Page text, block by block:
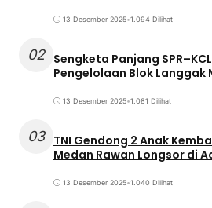
13 Desember 2025•1.094 Dilihat
02 Sengketa Panjang
Pengelolaan Blok Langgak
13 Desember 2025•1.081 Dilihat
03 TNI Gendong 2 Anak
Medan Rawan Longsor di
13 Desember 2025•1.040 Dilihat